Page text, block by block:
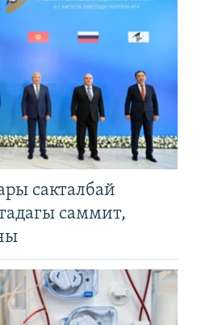
сакталбай
саммит,